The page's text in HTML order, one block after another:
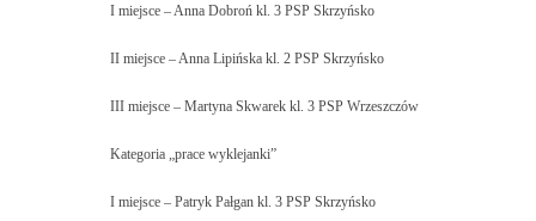
I miejsce – Anna Dobroń kl. 3 PSP Skrzyńsko
II miejsce – Anna Lipińska kl. 2 PSP Skrzyńsko
III miejsce – Martyna Skwarek kl. 3 PSP Wrzeszczów
Kategoria „prace wyklejanki”
I miejsce – Patryk Pałgan kl. 3 PSP Skrzyńsko